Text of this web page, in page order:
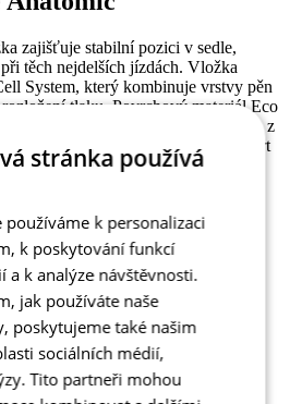
zajišťuje stabilní pozici v sedle,
těch nejdelších jízdách. Vložka
System, který kombinuje vrstvy pěn
tlaku. Povrchový materiál Eco
z dílny Elastic Interface, je vyroben z
odvádí vlhkost a zlepšuje komfort
je vysoce elastická a díky kompresi
jemná struktura a kompresní
a lepší aerodynamiku.
20% Elastan
stránka používá
používáme k personalizaci
k poskytování funkcí
a k analýze návštěvnosti.
jak používáte naše
poskytujeme také našim
sociálních médií,
Tito partneři mohou